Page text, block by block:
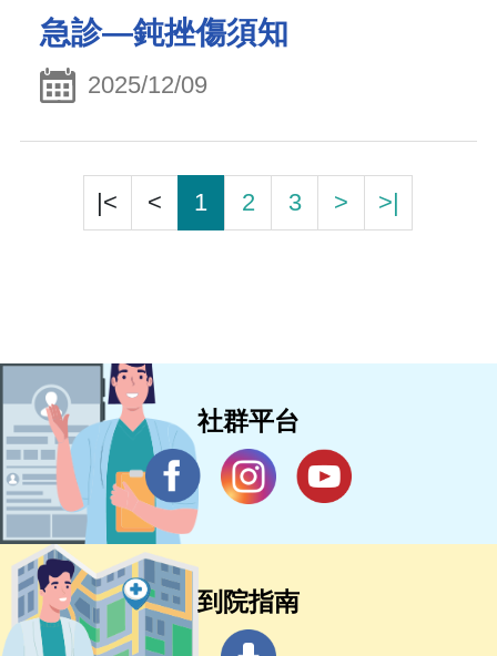
急診—鈍挫傷須知
2025/12/09
|< < 1 2 3 > >|
社群平台
到院指南